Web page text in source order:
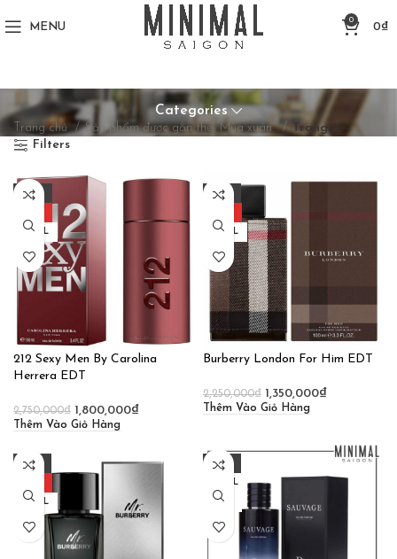
MENU
0
0₫
Categories
Trang chủ Sản phẩm được gắn thẻ “Mùa xuân”
Trang 2
Filters
-35%
100ML
212 Sexy Men By Carolina
Herrera EDT
2,750,000₫ 1,800,000₫
Thêm Vào Giỏ Hàng
-40%
100ML
Burberry London For Him EDT
2,250,000₫ 1,350,000₫
Thêm Vào Giỏ Hàng
-34%
100ML
-27%
100ML
10ML